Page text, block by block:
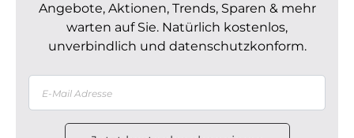
Angebote, Aktionen, Trends, Sparen & mehr
warten auf Sie. Natürlich kostenlos,
unverbindlich und datenschutzkonform.